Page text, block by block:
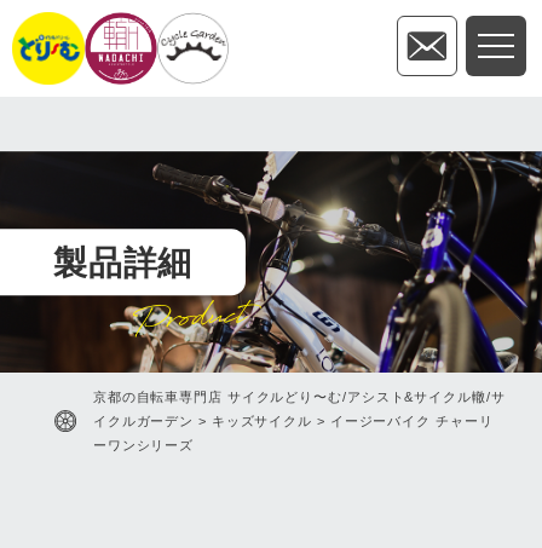
製品詳細
Product
京都の自転車専門店 サイクルどり〜む/アシスト&サイクル轍/サ
イクルガーデン > キッズサイクル > イージーバイク チャーリ
ーワンシリーズ